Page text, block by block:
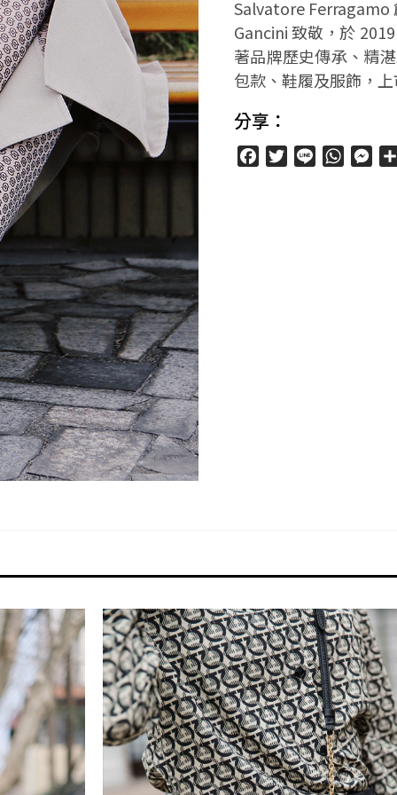
Salvatore Ferragamo
Gancini 致敬，於
著品牌歷史傳承、精
包款、鞋履及服飾，
分享：
FacebookTwitter
Line